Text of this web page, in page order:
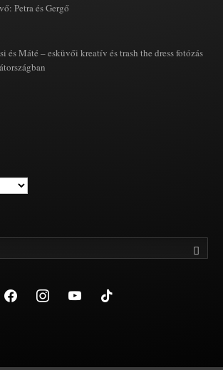
Petra és Gergő
és Máté – esküvői kreatív és trash the dress fotózás
facebook instagram youtube tiktok